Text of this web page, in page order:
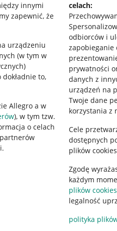
innymi
zapewnić, że
urządzeniu
(w tym w
to,
Allegro a w
), w tym tzw.
o celach
celach:
odbiorców i
zapobieganie
prywatności
danych z
urządzeń na
Twoje dane
korzystania z
Cele
dostępnych
plików
Zgodę
każdym
plików cookies
legalność
polityka
plików "cookies"
plików "cookies"
lokalizacji
dla Aktu o Usługach